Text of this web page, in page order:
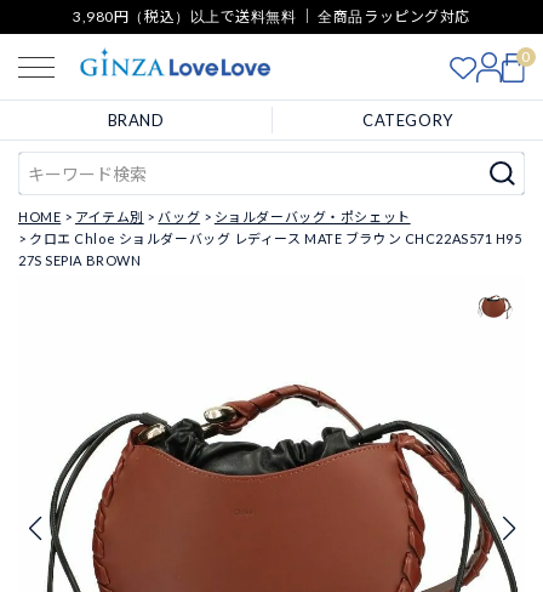
3,980円（税込）以上で送料無料 ｜ 全商品ラッピング対応
0
BRAND CATEGORY
HOME アイテム別 バッグ
ショルダーバッグ・ポシェット
クロエ Chloe ショルダーバッグ レディース MATE ブラウン CHC22AS571 H95
27S SEPIA BROWN